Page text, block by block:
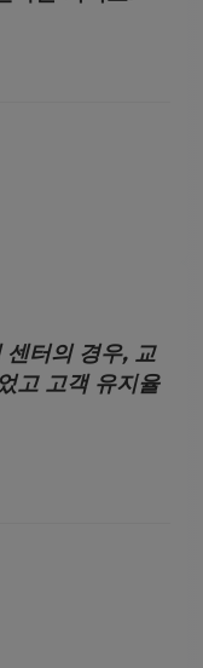
터의 경우, 교
고 고객 유지율